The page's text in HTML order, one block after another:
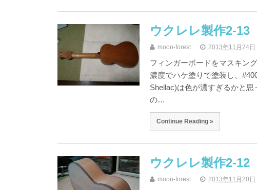
ウクレレ製作2-13
moon-forest 2013年11月24日
フィンガーボードをマスキン
濃度でハケ塗りで塗装し、
Shellac)は色が濃すぎるかと
の…
Continue Reading »
ウクレレ製作2-12
moon-forest 2013年11月20日